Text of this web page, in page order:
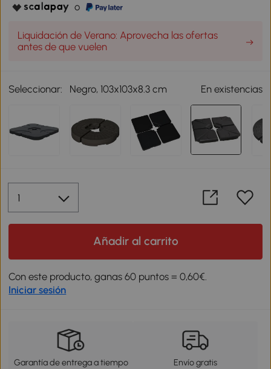
o
Liquidación de Verano: Aprovecha las ofertas
antes de que vuelen
Seleccionar: Negro, 103x103x8.3 cm En existencias
Añadir al carrito
Con este producto, ganas 60 puntos = 0,60€.
Iniciar sesión
Garantía de entrega a tiempo Envío gratis